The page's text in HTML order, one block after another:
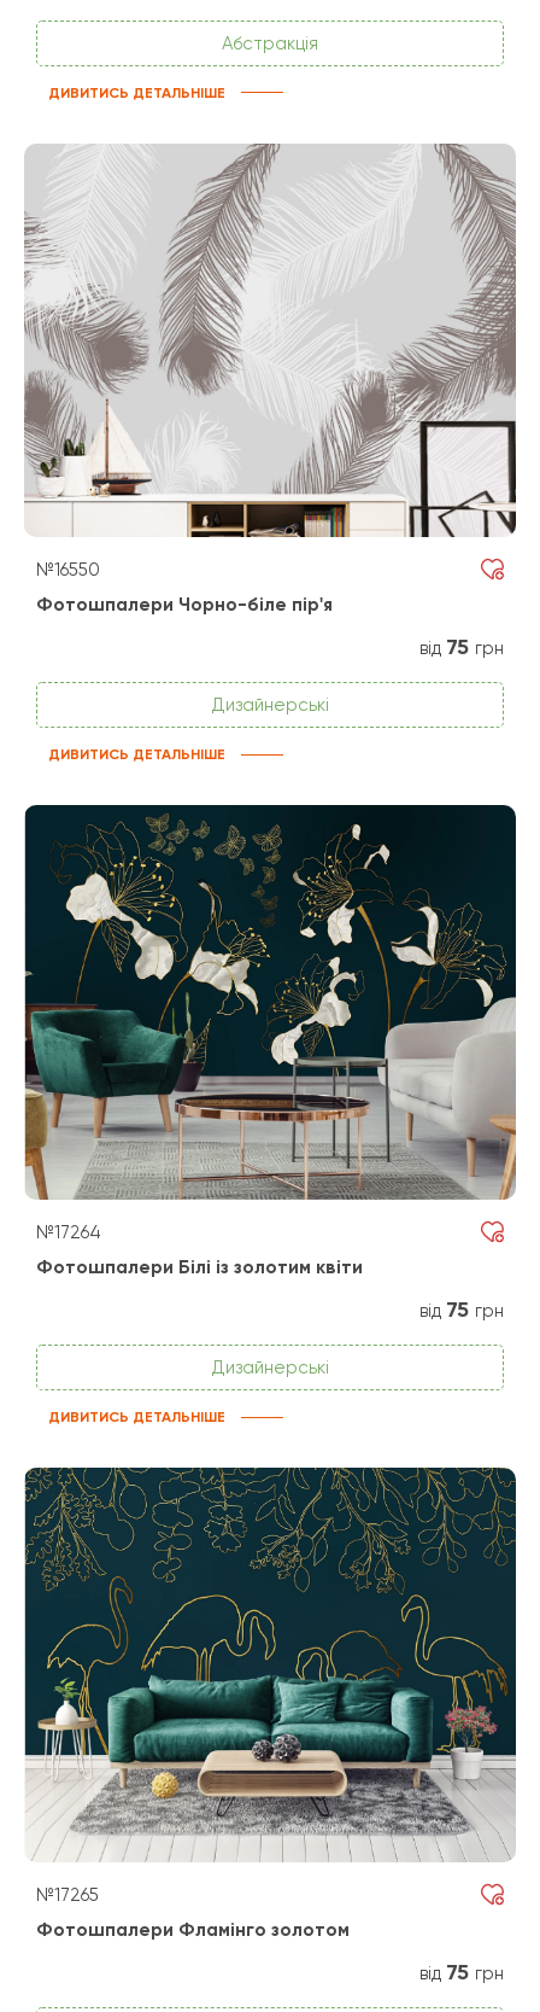
Абстракція
ДИВИТИСЬ ДЕТАЛЬНІШЕ
№16550
Фотошпалери Чорно-біле пір'я
від 75 грн
Дизайнерські
ДИВИТИСЬ ДЕТАЛЬНІШЕ
№17264
Фотошпалери Білі із золотим квіти
від 75 грн
Дизайнерські
ДИВИТИСЬ ДЕТАЛЬНІШЕ
№17265
Фотошпалери Фламінго золотом
від 75 грн